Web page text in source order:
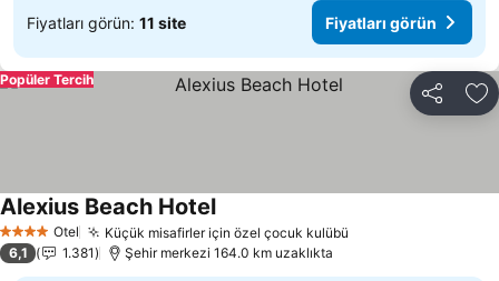
Fiyatları görün: 11 site Fiyatları görün
Paylaş
Popüler Tercih
4 Yıldız Otel Küçük misafirler için özel çocuk kulübü
Alexius Beach HotelFiyatları görün
6,1 1.381 Şehir merkezi 164.0 km uzaklıkta